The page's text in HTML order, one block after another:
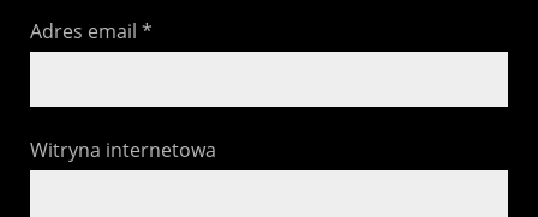
Adres email *
Witryna internetowa